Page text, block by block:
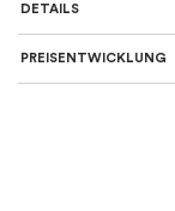
DETAILS
SKU
PREISENTWICKLUNG